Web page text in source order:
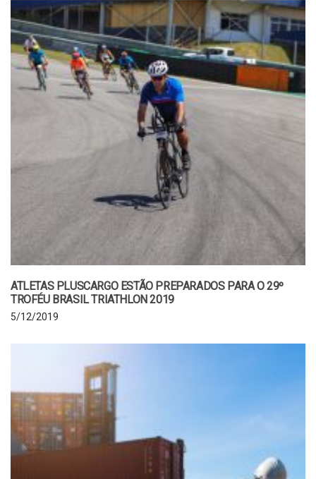
ATLETAS PLUSCARGO ESTÃO PREPARADOS PARA O 29º
TROFÉU BRASIL TRIATHLON 2019
5/12/2019